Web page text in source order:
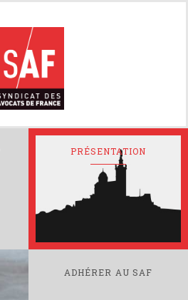
PRÉSENTATION
ADHÉRER AU SAF